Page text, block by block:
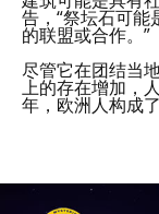
告，“祭坛石可
的联盟或合作。”
尽管它在团结当
上的存在增加，
年，欧洲人构成